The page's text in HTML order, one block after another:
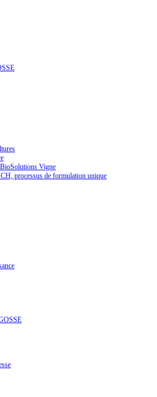
Vigne
processus de formulation unique